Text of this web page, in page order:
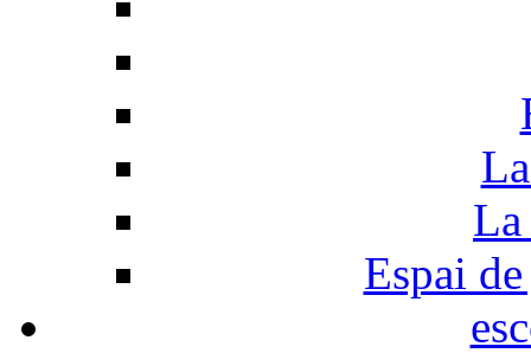
La
Espai